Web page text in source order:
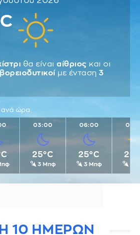
θα είναι αίθριος και οι
βορειοδυτικοί με ένταση 3
ανά ώρα
03:00
25°C
3 Μπφ
06:00
25°C
3 Μπφ
10 ΗΜΕΡΩΝ